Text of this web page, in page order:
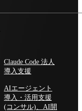
Claude Code 法人
導入支援
AIエージェント
導入・活用支援
(コンサル)、AI開